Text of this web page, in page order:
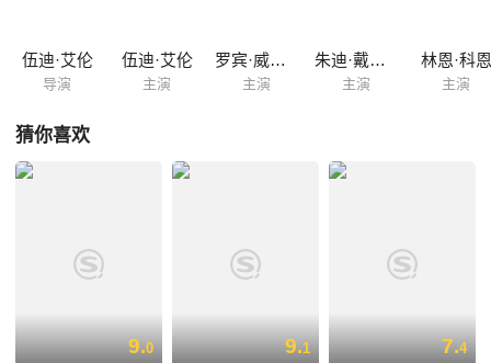
在自己生活中起到的影响，这个不能正常运作自己的生活，却只能在艺术
中发挥才能的天才作家，究竟能不能解构出自己人生中的“真相...
伍迪·艾伦
导演
伍迪·艾伦
主演
罗宾·威廉姆斯
主演
朱迪·戴维斯
主演
林恩·科恩
主演
猜你喜欢
9.0 9.1 7.4